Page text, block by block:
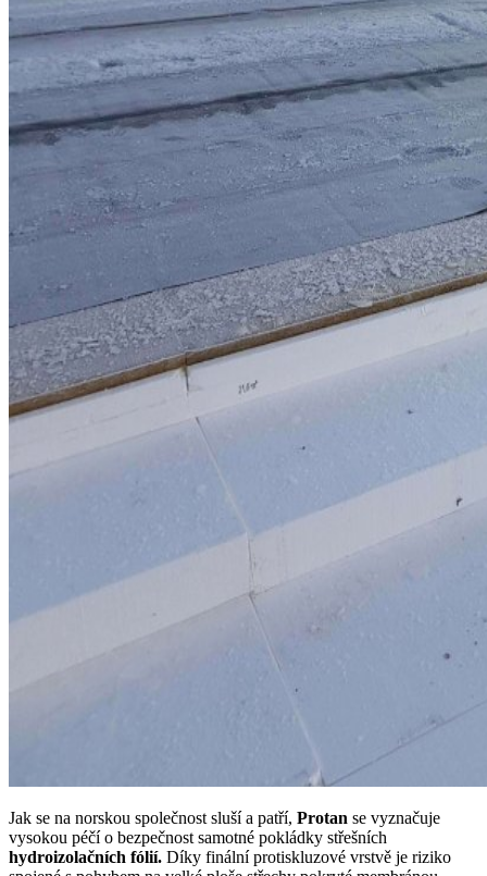
Jak se na norskou společnost sluší a patří, Protan se vyznačuje
vysokou péčí o bezpečnost samotné pokládky střešních
hydroizolačních fólií. Díky finální protiskluzové vrstvě je riziko